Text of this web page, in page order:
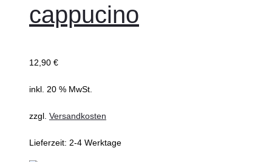
cappucino
12,90 €
inkl. 20 % MwSt.
zzgl. Versandkosten
Lieferzeit: 2-4 Werktage